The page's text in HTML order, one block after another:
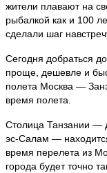
жители плавают на
рыбалкой как и 100
сделали шаг
Сегодня добраться
проще, дешевле и
полета Москва —
время полета.
Столица Танзании —
эс-Салам —
время перелета из
города будет точно